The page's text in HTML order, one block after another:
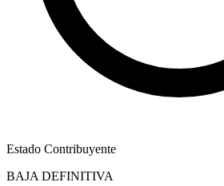
Estado Contribuyente
BAJA DEFINITIVA